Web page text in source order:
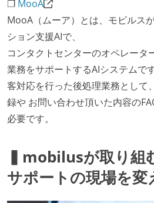
❐ MooA
MooA（ムーア）とは、モビルス
ション支援AIで、
コンタクトセンターのオペレータ
業務をサポートするAIシステムで
客対応を行った後処理業務として
録や お問い合わせ頂いた内容の
必要です。
▍mobilusが取り
サポートの現場を変